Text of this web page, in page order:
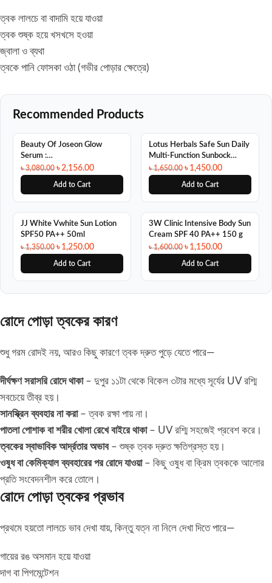
ত্বক লালচে বা বাদামি হয়ে যাওয়া
ত্বক শুষ্ক হয়ে খসখসে হওয়া
জ্বালা ও ব্যথা
ত্বকে পানি ফোসকা ওঠা (গভীর পোড়ার ক্ষেত্রে)
Recommended Products
SALE
Beauty Of Joseon Glow
Serum :
Propolis+Niacinamide 60ml
৳3,080.00 ৳ 2,156.00
Add to Cart
SALE
Lotus Herbals Safe Sun Daily
Multi-Function Sunbock
Sunscreen Spf 70 PA 60g
৳1,650.00 ৳ 1,450.00
Add to Cart
SALE
JJ White Vwhite Sun Lotion
SPF50 PA++ 50ml
৳1,350.00 ৳ 1,250.00
Add to Cart
SALE
3W Clinic Intensive Body Sun
Cream SPF 40 PA++ 150 g
৳1,600.00 ৳ 1,150.00
Add to Cart
রোদে পোড়া ত্বকের কারণ
শুধু গরম রোদই নয়, আরও কিছু কারণে ত্বক দ্রুত পুড়ে যেতে পারে—
দীর্ঘক্ষণ সরাসরি রোদে থাকা– দুপুর ১১টা থেকে বিকেল ৩টার মধ্যে সূর্যের UV রশ্মি
সবচেয়ে তীব্র হয়।
সানস্ক্রিন ব্যবহার না করা– ত্বক রক্ষা পায় না।
পাতলা পোশাক বা শরীর খোলা রেখে বাইরে থাকা– UV রশ্মি সহজেই প্রবেশ করে।
ত্বকের স্বাভাবিক আর্দ্রতার অভাব– শুষ্ক ত্বক দ্রুত ক্ষতিগ্রস্ত হয়।
ওষুধ বা কেমিক্যাল ব্যবহারের পর রোদে যাওয়া– কিছু ওষুধ বা ক্রিম ত্বককে আলোর
প্রতি সংবেদনশীল করে তোলে।
রোদে পোড়া ত্বকের প্রভাব
প্রথমে হয়তো লালচে ভাব দেখা যায়, কিন্তু যত্ন না নিলে দেখা দিতে পারে—
গায়ের রঙ অসমান হয়ে যাওয়া
দাগ বা পিগমেন্টেশন